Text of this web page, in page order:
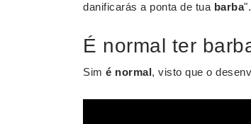
danificarás a ponta de tua barba".
É normal ter
Sim é normal, visto que o